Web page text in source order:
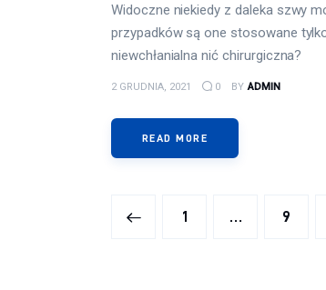
Widoczne niekiedy z daleka szwy
przypadków są one stosowane
niewchłanialna nić chirurgiczna?
2 GRUDNIA, 2021 0 BY ADMIN
READ MORE
Stronicowanie
PAGE
1 … PAGE
9